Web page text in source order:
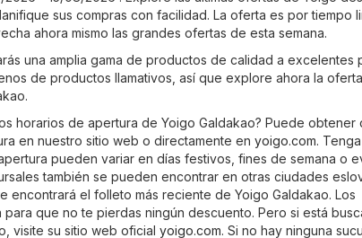
sus compras con facilidad. La oferta es por tiempo
ahora mismo las grandes ofertas de esta semana.
una amplia gama de productos de calidad a excelentes
de productos llamativos, así que explore ahora la oferta
horarios de apertura de Yoigo Galdakao? Puede obtener
en nuestro sitio web o directamente en yoigo.com.
pueden variar en días festivos, fines de semana o
también se pueden encontrar en otras ciudades
encontrará el folleto más reciente de Yoigo Galdakao. Los
que no te pierdas ningún descuento. Pero si está
visite su sitio web oficial yoigo.com. Si no hay ninguna